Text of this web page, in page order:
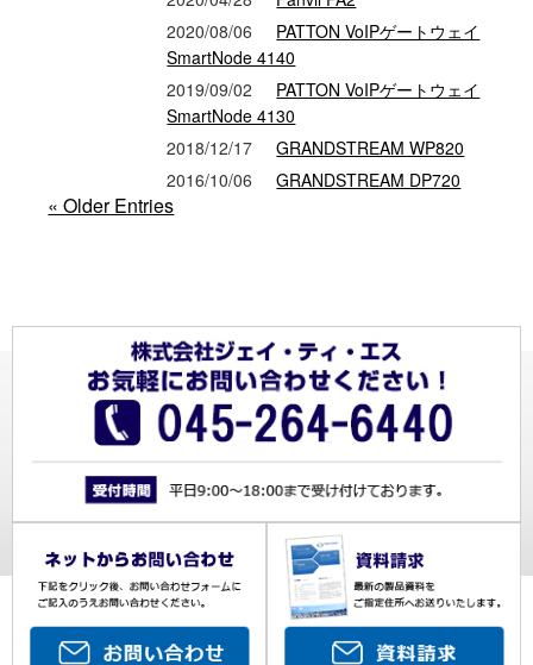
2020/08/06
PATTON VoIPゲートウェイ
SmartNode 4140
2019/09/02
PATTON VoIPゲートウェイ
SmartNode 4130
2018/12/17
GRANDSTREAM WP820
2016/10/06
GRANDSTREAM DP720
« Older Entries